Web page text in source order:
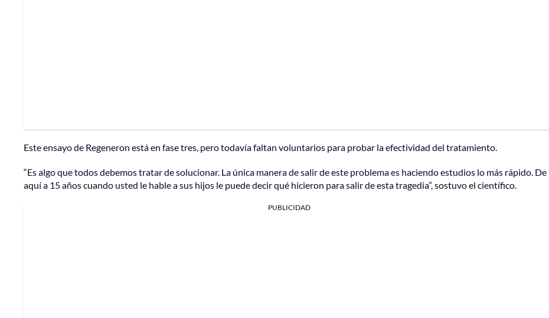
Este ensayo de Regeneron está en fase tres, pero todavía faltan voluntarios para probar la efectividad del tratamiento.
“Es algo que todos debemos tratar de solucionar. La única manera de salir de este problema es haciendo estudios lo más rápido. De
aquí a 15 años cuando usted le hable a sus hijos le puede decir qué hicieron para salir de esta tragedia”, sostuvo el científico.
PUBLICIDAD